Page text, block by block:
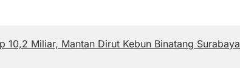
10,2 Miliar, Mantan Dirut Kebun Binatang Surabaya